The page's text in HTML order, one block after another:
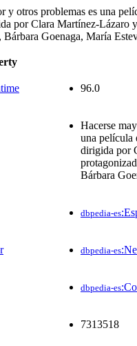
y otros problemas es una
por Clara Martínez-Lázaro
Goenaga, María
96.0
Hacerse
una película
dirigida por
Bárbara
dbpedia-es
dbpedia-es
dbpedia-es
7313518